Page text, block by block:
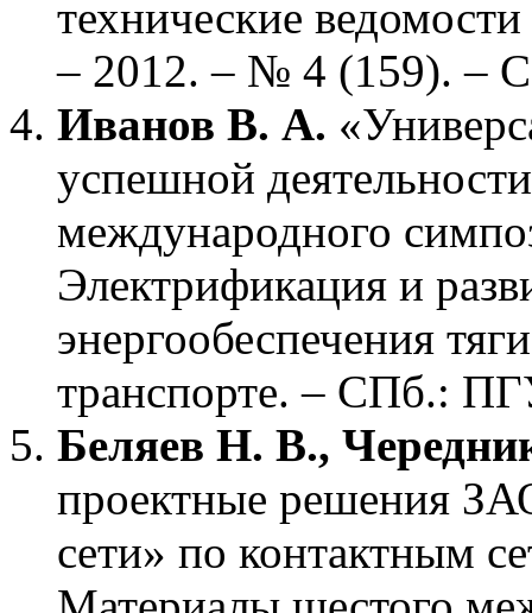
технические
– 2012. – № 4 (159). –
Иванов В. А.
успешной
международного
Электрификация и
энергообеспечения
транспорте. – СПб.:
Беляев Н. В.,
проектные решения
сети» по контактным